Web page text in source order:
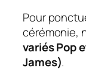
Pour
cérémonie,
variés Pop
James).